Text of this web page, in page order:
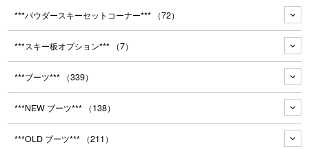
***パウダースキーセットコーナー*** （72）
***スキー板オプション*** （7）
***ブーツ*** （339）
***NEW ブーツ*** （138）
***OLD ブーツ*** （211）